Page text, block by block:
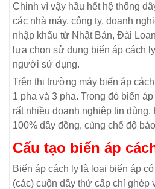
Chinh vì vậy hầu hết hệ thống
các nhà máy, công ty, doanh
nhập khẩu từ Nhật Bản, Đài
lựa chọn sử dụng biến áp cách
người sử dụng.
Trên thị trường máy biến áp
1 pha và 3 pha. Trong đó biến
rất nhiều doanh nghiệp tin
100% dây đồng, cùng chế độ
Cấu tạo biến áp
Biến áp cách ly là loại biến áp
(các) cuộn dây thứ cấp chỉ ghép